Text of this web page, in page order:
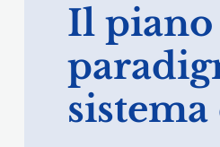
Il piano
sistema